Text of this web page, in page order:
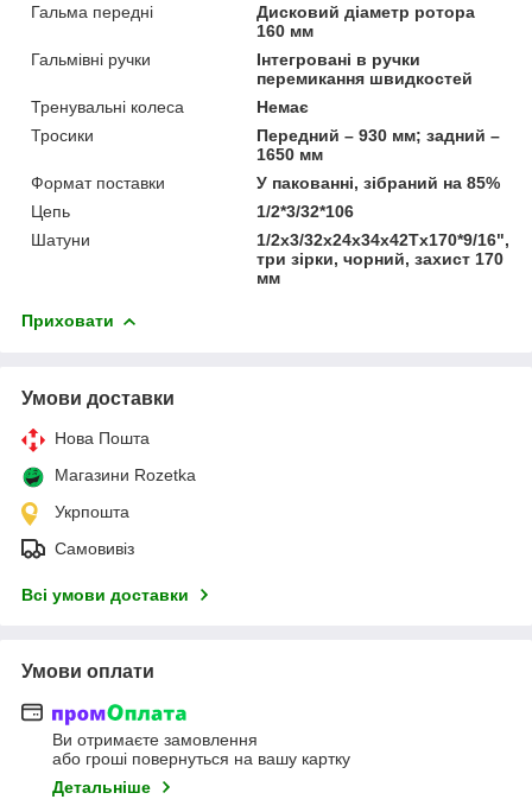
Гальма передні
Дисковий діаметр ротора
160 мм
Гальмівні ручки
Інтегровані в ручки
перемикання швидкостей
Тренувальні колеса
Немає
Тросики
Передний – 930 мм; задний –
1650 мм
Формат поставки
У пакованні, зібраний на 85%
Цепь
1/2*3/32*106
Шатуни
1/2х3/32х24х34х42Tх170*9/16",
три зірки, чорний, захист 170
мм
Приховати
Умови доставки
Нова Пошта
Магазини Rozetka
Укрпошта
Самовивіз
Всі умови доставки
Умови оплати
Ви отримаєте замовлення
або гроші повернуться на вашу картку
Детальніше